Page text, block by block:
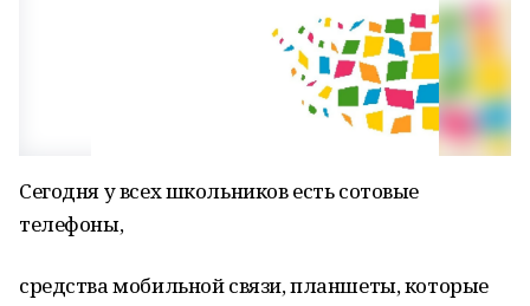
Сегодня у всех школьников есть сотовые
телефоны,
средства мобильной связи, планшеты, которые